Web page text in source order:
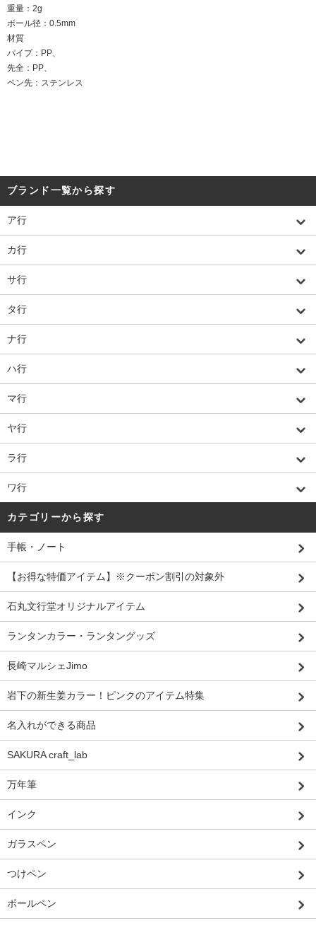
重量：2g
ボール径：0.5mm
材質
パイプ：PP、
先全：PP、
ペン先：ステンレス
ブランド一覧から探す
ア行
カ行
サ行
タ行
ナ行
ハ行
マ行
ヤ行
ラ行
ワ行
カテゴリーから探す
手帳・ノート
【お得な特価アイテム】※クーポン割引の対象外
石丸文行堂オリジナルアイテム
ランタンカラー・ランタングッズ
長崎マルシェJimo
岩下の新生姜カラー！ピンクのアイテム特集
名入れができる商品
SAKURA craft_lab
万年筆
インク
ガラスペン
つけペン
ボールペン